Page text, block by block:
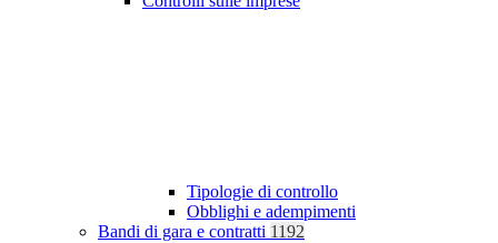
Tipologie di controllo
Obblighi e adempimenti
Bandi di gara e contratti 1192